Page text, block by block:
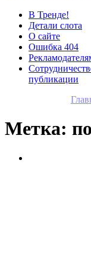
В Тренде!
Детали слота
О сайте
Ошибка 404
публикации
Метка: